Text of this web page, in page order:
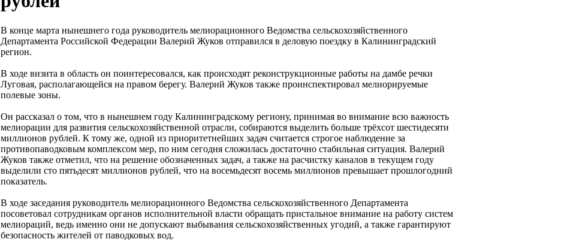
В конце марта нынешнего года руководитель мелиорационного Ведомства сельскохозяйственного
Департамента Российской Федерации Валерий Жуков отправился в деловую поездку в Калининградский
регион.
В ходе визита в область он поинтересовался, как происходят реконструкционные работы на дамбе речки
Луговая, располагающейся на правом берегу. Валерий Жуков также проинспектировал мелиорируемые
полевые зоны.
Он рассказал о том, что в нынешнем году Калининградскому региону, принимая во внимание всю важность
мелиорации для развития сельскохозяйственной отрасли, собираются выделить больше трёхсот шестидесяти
миллионов рублей. К тому же, одной из приоритетнейших задач считается строгое наблюдение за
противопаводковым комплексом мер, по ним сегодня сложилась достаточно стабильная ситуация. Валерий
Жуков также отметил, что на решение обозначенных задач, а также на расчистку каналов в текущем году
выделили сто пятьдесят миллионов рублей, что на восемьдесят восемь миллионов превышает прошлогодний
показатель.
В ходе заседания руководитель мелиорационного Ведомства сельскохозяйственного Департамента
посоветовал сотрудникам органов исполнительной власти обращать пристальное внимание на работу систем
мелиораций, ведь именно они не допускают выбывания сельскохозяйственных угодий, а также гарантируют
безопасность жителей от паводковых вод.